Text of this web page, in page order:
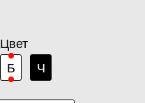
Цвет
Б
Ч